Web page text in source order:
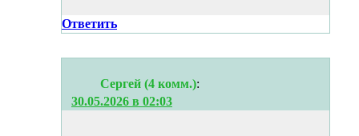
Ответить
Сергей (4 комм.):
30.05.2026 в 02:03